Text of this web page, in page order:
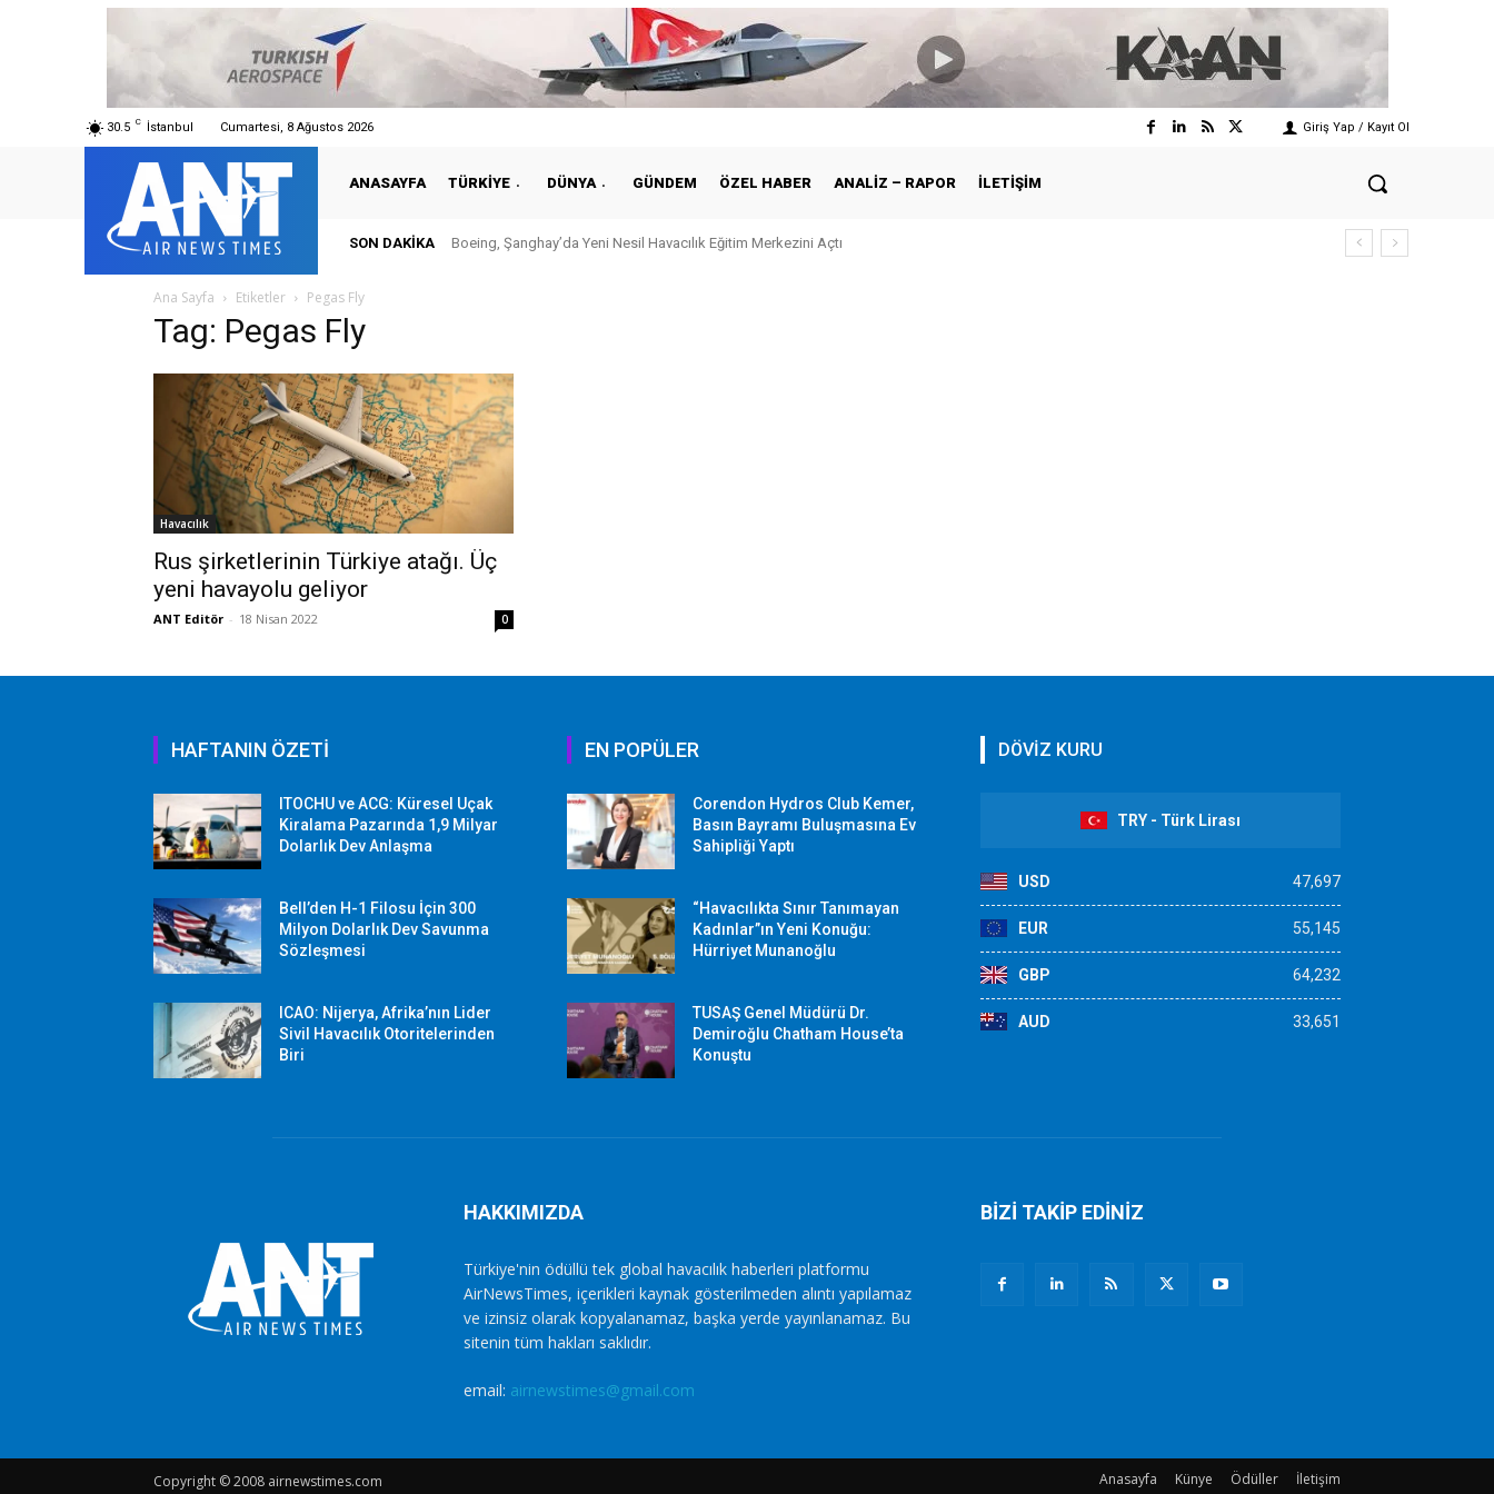
30.5 C İstanbul Cumartesi, 8 Ağustos 2026 Giriş Yap / Kayıt Ol
ANASAYFA TÜRKIYE DÜNYA GÜNDEM ÖZEL HABER ANALIZ – RAPOR İLETIŞIM
SON DAKIKA Boeing, Şanghay’da Yeni Nesil Havacılık Eğitim Merkezini Açtı
Ana Sayfa Etiketler Pegas Fly
Tag: Pegas Fly
Havacılık
Rus şirketlerinin Türkiye atağı. Üç
yeni havayolu geliyor
ANT Editör - 18 Nisan 2022 0
HAFTANIN ÖZETİ
ITOCHU ve ACG: Küresel Uçak
Kiralama Pazarında 1,9 Milyar
Dolarlık Dev Anlaşma
Bell’den H-1 Filosu İçin 300
Milyon Dolarlık Dev Savunma
Sözleşmesi
ICAO: Nijerya, Afrika’nın Lider
Sivil Havacılık Otoritelerinden
Biri
EN POPÜLER
Corendon Hydros Club Kemer,
Basın Bayramı Buluşmasına Ev
Sahipliği Yaptı
“Havacılıkta Sınır Tanımayan
Kadınlar”ın Yeni Konuğu:
Hürriyet Munanoğlu
TUSAŞ Genel Müdürü Dr.
Demiroğlu Chatham House’ta
Konuştu
DÖVİZ KURU
TRY - Türk Lirası
USD 47,697
EUR 55,145
GBP 64,232
AUD 33,651
HAKKIMIZDA
Türkiye'nin ödüllü tek global havacılık haberleri platformu
AirNewsTimes, içerikleri kaynak gösterilmeden alıntı yapılamaz
ve izinsiz olarak kopyalanamaz, başka yerde yayınlanamaz. Bu
sitenin tüm hakları saklıdır.
email: airnewstimes@gmail.com
BİZİ TAKİP EDİNİZ
Copyright © 2008 airnewstimes.com Anasayfa Künye Ödüller İletişim